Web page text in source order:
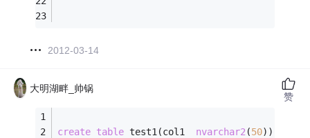
2012-03-14
大明湖畔_帅锅
create table test1(col1 nvarchar2 (50));
赞